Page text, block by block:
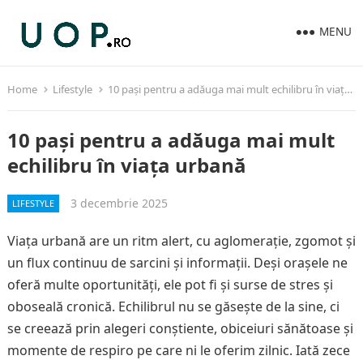
MENU
Home Lifestyle 10 pași pentru a adăuga mai mult echilibru în viața urbană
10 pași pentru a adăuga mai mult
echilibru în viața urbană
LIFESTYLE 3 decembrie 2025
Viața urbană are un ritm alert, cu aglomerație, zgomot și
un flux continuu de sarcini și informații. Deși orașele ne
oferă multe oportunități, ele pot fi și surse de stres și
oboseală cronică. Echilibrul nu se găsește de la sine, ci
se creează prin alegeri conștiente, obiceiuri sănătoase și
momente de respiro pe care ni le oferim zilnic. Iată zece